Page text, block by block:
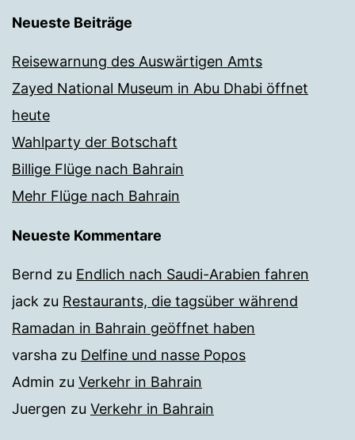
Neueste Beiträge
Reisewarnung des Auswärtigen Amts
Zayed National Museum in Abu Dhabi öffnet
heute
Wahlparty der Botschaft
Billige Flüge nach Bahrain
Mehr Flüge nach Bahrain
Neueste Kommentare
Bernd zu Endlich nach Saudi-Arabien fahren
jack zu Restaurants, die tagsüber während
Ramadan in Bahrain geöffnet haben
varsha zu Delfine und nasse Popos
Admin zu Verkehr in Bahrain
Juergen zu Verkehr in Bahrain